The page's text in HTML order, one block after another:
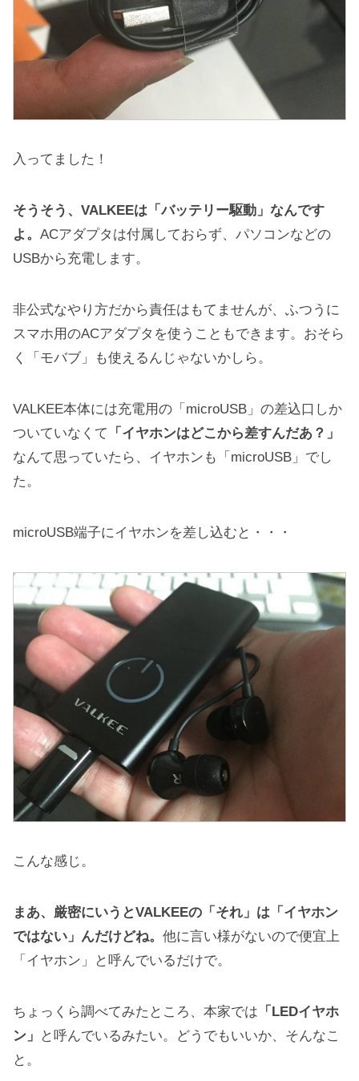
入ってました！
そうそう、VALKEEは「バッテリー駆動」なんです
よ。 ACアダプタは付属しておらず、パソコンなどの
USBから充電します。
非公式なやり方だから責任はもてませんが、ふつうに
スマホ用のACアダプタを使うこともできます。おそら
く「モバブ」も使えるんじゃないかしら。
VALKEE本体には充電用の「microUSB」の差込口しか
ついていなくて
「イヤホンはどこから差すんだあ？」
なんて思っていたら、イヤホンも「microUSB」でし
た。
microUSB端子にイヤホンを差し込むと・・・
こんな感じ。
まあ、厳密にいうとVALKEEの「それ」は「イヤホン
ではない」んだけどね。 他に言い様がないので便宜上
「イヤホン」と呼んでいるだけで。
ちょっくら調べてみたところ、本家では 「LEDイヤホ
ン」
と呼んでいるみたい。どうでもいいか、そんなこ
と。